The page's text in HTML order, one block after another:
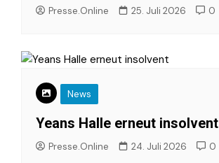
Presse.Online 25. Juli 2026 0
News
Yeans Halle erneut insolvent
Presse.Online 24. Juli 2026 0